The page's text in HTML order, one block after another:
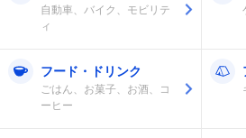
自動車、バイク、モビリテ
ィ
フード・ドリンク
ごはん、お菓子、お酒、コ
ーヒー